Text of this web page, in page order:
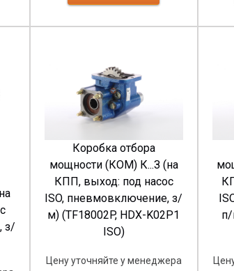
з/
Коробка отбора
мощности (КОМ) К...З (на
КПП, выход: под насос
ISO, пневмовключение, з/
м) (TF18002P, HDX-K02P1
ISO)
Цену уточняйте у менеджера
п/